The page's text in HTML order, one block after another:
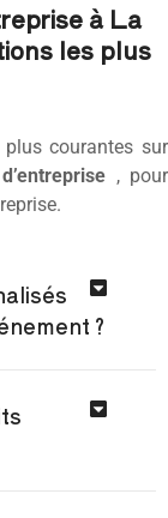
courantes sur
, pour
à La
les plus
?